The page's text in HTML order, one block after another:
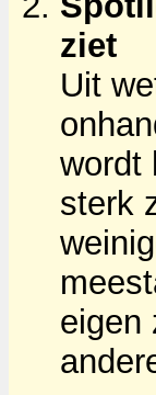
ziet
Uit
wordt
sterk
eigen